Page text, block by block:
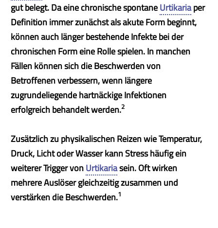
gut belegt. Da eine chronische spontaneUrtikariaper
Definition immer zunächst als akute Form beginnt,
können auch länger bestehende Infekte bei der
chronischen Form eine Rolle spielen. In manchen
Fällen können sich die Beschwerden von
Betroffenen verbessern, wenn längere
zugrundeliegende hartnäckige Infektionen
erfolgreich behandelt werden.2
Zusätzlich zu physikalischen Reizen wie Temperatur,
Druck, Licht oder Wasser kann Stress häufig ein
weiterer Trigger vonUrtikariasein. Oft wirken
mehrere Auslöser gleichzeitig zusammen und
verstärken die Beschwerden.1